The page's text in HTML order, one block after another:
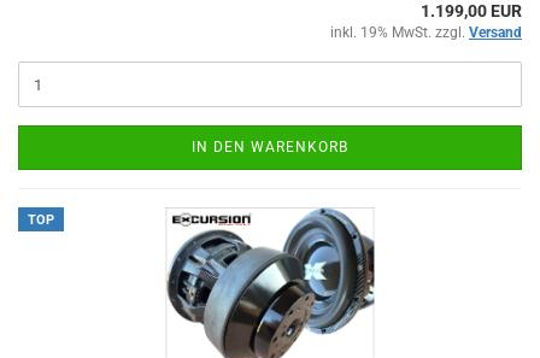
1.199,00 EUR
inkl. 19% MwSt. zzgl. Versand
IN DEN WARENKORB
TOP